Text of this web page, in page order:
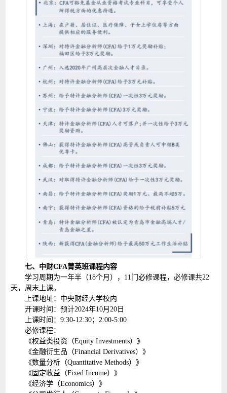
七、中财CFA菁英班课程内容
学习周期为一年半（18个月），11门必修课程，必修课共22
天，周末上课。
上课地址：中央财经大学校内
开课时间：预计2024年10月20日
上课时间：9:30-12:30；2:00-5:00
必修课程：
《权益类投资（Equity Investments）》
《金融衍生品（Financial Derivatives）》
《数量分析（Quantitative Methods）》
《固定收益（Fixed Income）》
《经济学（Economics）》